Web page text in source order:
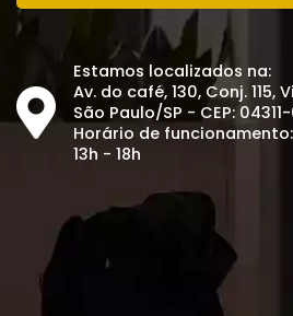
Estamos localizados na:
Av. do café, 130, Conj. 115,
São Paulo/SP - CEP:
Horário de funcionamento:
13h - 18h